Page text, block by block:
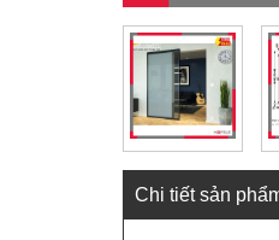
Chi tiết sản